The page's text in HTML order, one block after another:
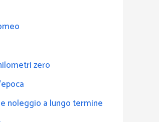
zero
noleggio a lungo termine